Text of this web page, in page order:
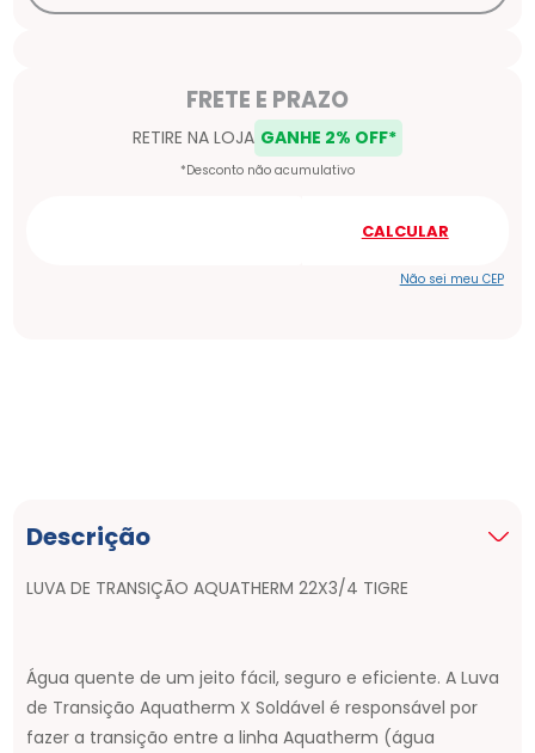
Não sei meu CEP
Descrição
LUVA DE TRANSIÇÃO AQUATHERM 22X3/4 TIGRE
Água quente de um jeito fácil, seguro e eficiente. A Luva
de Transição Aquatherm X Soldável é responsável por
fazer a transição entre a linha Aquatherm (água